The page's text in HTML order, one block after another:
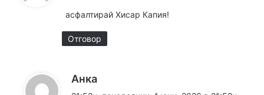
а
:
асфалтирай Хисар Капия!
Отговор
Анка